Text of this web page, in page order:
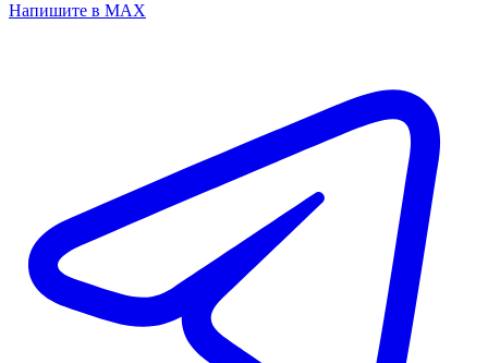
Напишите в MAX